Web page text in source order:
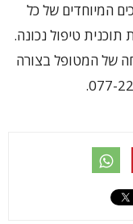
המיוחדים של כל
טיפול נכונה.
של המטופל בצורה